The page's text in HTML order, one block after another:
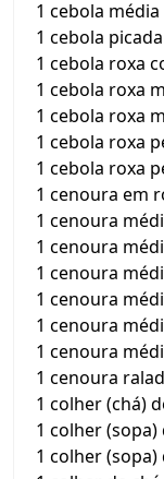
1 cebola
1 cebola picada
1 cebola roxa
1 cebola roxa
1 cebola roxa
1 cebola roxa
1 cebola roxa
1 cenoura em
1 cenoura
1 cenoura
1 cenoura
1 cenoura
1 cenoura
1 cenoura
1 cenoura
1 colher (chá)
1 colher
1 colher